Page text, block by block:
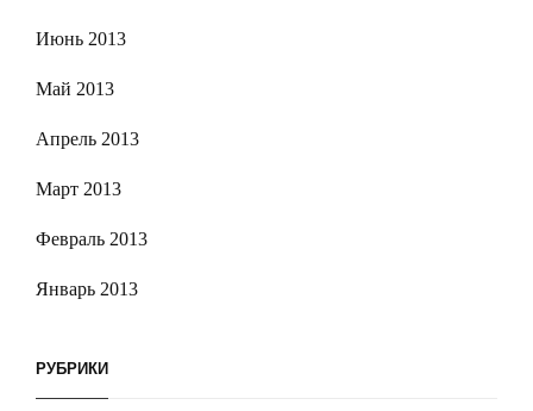
Июнь 2013
Май 2013
Апрель 2013
Март 2013
Февраль 2013
Январь 2013
РУБРИКИ